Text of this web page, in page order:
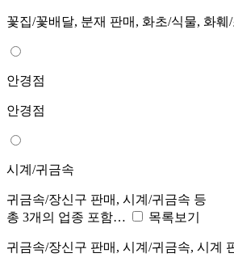
꽃집/꽃배달, 분재 판매, 화초/식물, 화훼/
안경점
안경점
시계/귀금속
귀금속/장신구 판매, 시계/귀금속 등
총 3개의 업종 포함…
목록보기
귀금속/장신구 판매, 시계/귀금속, 시계